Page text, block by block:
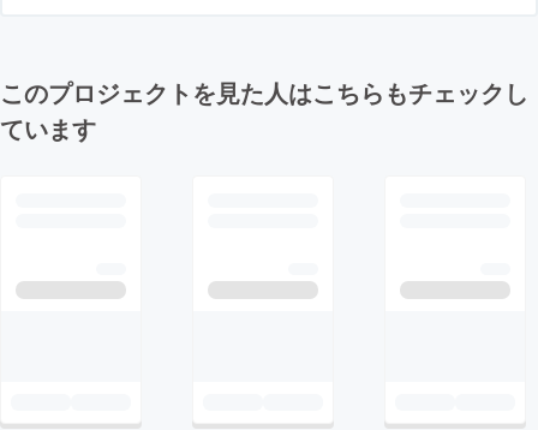
このプロジェクトを見た人はこちらもチェックし
ています